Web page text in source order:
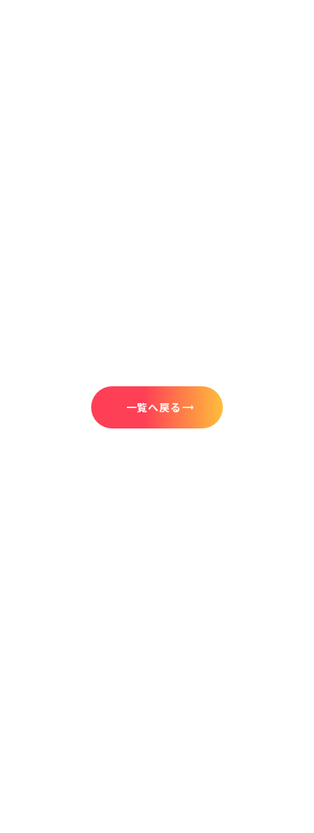
一覧へ戻る trending_flat